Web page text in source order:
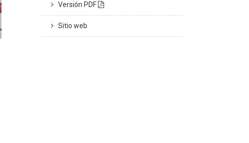
Versión PDF
Sitio web